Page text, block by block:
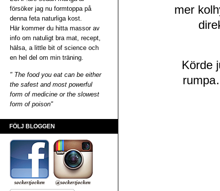
försöker jag nu formtoppa på
denna feta naturliga kost.
Här kommer du hitta massor av
info om natuligt bra mat, recept,
hälsa, a little bit of science och
en hel del om min träning.
" The food you eat can be either
the safest and most powerful
form of medicine or the slowest
form of poison"
FÖLJ BLOGGEN
mer
Körde